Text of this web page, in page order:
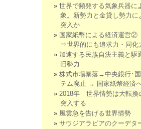
世界で頻発する気象兵器に
象。新勢力と金貸し勢力に
突入か
国家紙幣による経済運営
⇒世界的にも追求力・同化
加速する民族自決主義と駆
旧勢力
株式市場暴落→中央銀行･
テム廃止 → 国家紙幣経済
2018年 世界情勢は大転換
突入する
風雲急を告げる世界情勢
サウジアラビアのクーデタ